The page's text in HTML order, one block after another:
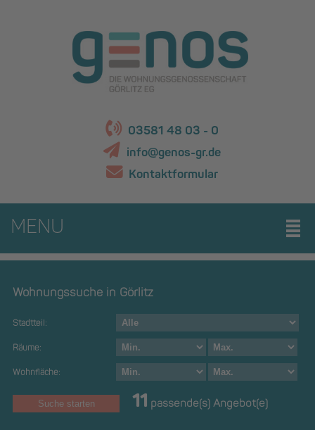
03581 48 03 - 0
info@genos-gr.de
Kontaktformular
MENU
Wohnungssuche in Görlitz
Stadtteil:
Räume:
Wohnfläche:
11 passende(s) Angebot(e)